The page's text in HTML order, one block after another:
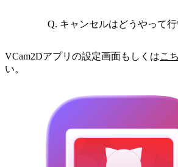
Q. キャンセルはどうやって行
VCam2Dアプリの設定画面もしくはこ
い。